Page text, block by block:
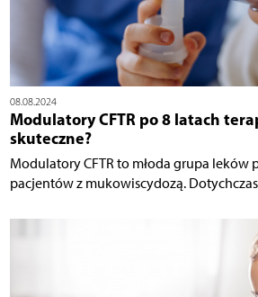
08.08.2024
Modulatory CFTR po 8 latach
skuteczne?
Modulatory CFTR to młoda grupa leków
pacjentów z mukowiscydozą. Dotychczas